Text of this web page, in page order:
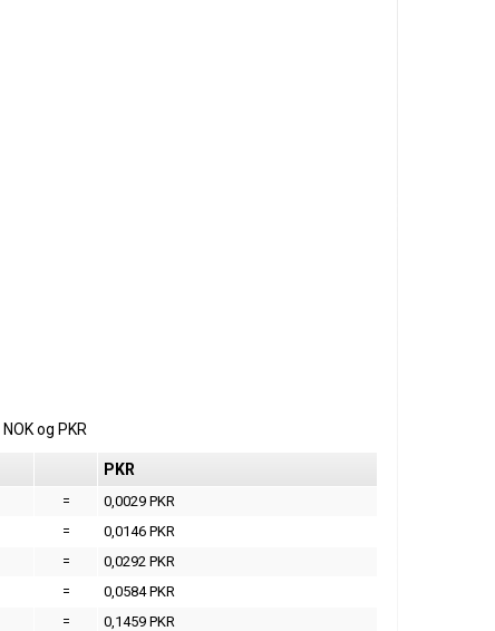
NOKog PKR
PKR
=
0,0029 PKR
=
0,0146 PKR
=
0,0292 PKR
=
0,0584 PKR
=
0,1459 PKR